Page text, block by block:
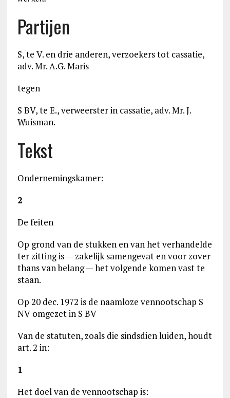
Partijen
S, te V. en drie anderen, verzoekers tot cassatie,
adv. Mr. A.G. Maris
tegen
S BV, te E., verweerster in cassatie, adv. Mr. J.
Wuisman.
Tekst
Ondernemingskamer:
2
De feiten
Op grond van de stukken en van het verhandelde
ter zitting is — zakelijk samengevat en voor zover
thans van belang — het volgende komen vast te
staan.
Op 20 dec. 1972 is de naamloze vennootschap S
NV omgezet in S BV
Van de statuten, zoals die sindsdien luiden, houdt
art. 2 in:
1
Het doel van de vennootschap is: